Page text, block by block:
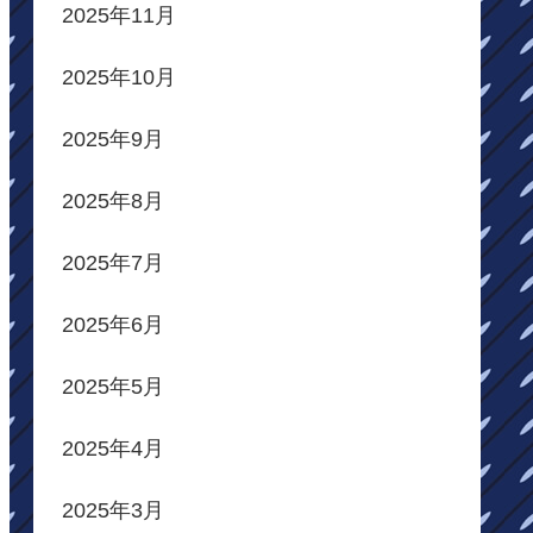
2025年11月
2025年10月
2025年9月
2025年8月
2025年7月
2025年6月
2025年5月
2025年4月
2025年3月